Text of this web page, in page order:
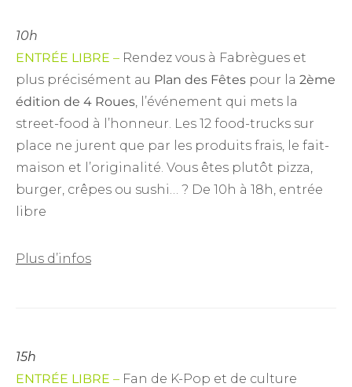
10h
ENTRÉE LIBRE – Rendez vous à Fabrègues et
plus précisément au Plan des Fêtes pour la 2ème
édition de 4 Roues, l’événement qui mets la
street-food à l’honneur. Les 12 food-trucks sur
place ne jurent que par les produits frais, le fait-
maison et l’originalité. Vous êtes plutôt pizza,
burger, crêpes ou sushi… ? De 10h à 18h, entrée
libre
Plus d’infos
15h
ENTRÉE LIBRE – Fan de K-Pop et de culture